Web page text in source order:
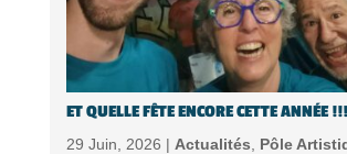
ET QUELLE FÊTE ENCORE CETTE ANNÉE !!!
29 Juin, 2026 | Actualités
Pôle